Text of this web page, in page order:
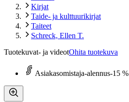
Kirjat
Taide- ja kulttuurikirjat
Taiteet
Schreck, Ellen T.
Tuotekuvat- ja videotOhita tuotekuva
Asiakasomistaja-alennus-15 %